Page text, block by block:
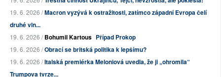
19. 6. 2026 /Macron vyzývá k ostražitosti, zatímco západní Evropa čelí
druhé vln...
19. 6. 2026 /Bohumil Kartous Případ Prokop
19. 6. 2026 /Obrací se britská politika k lepšímu?
19. 6. 2026 /Italská premiérka Meloniová uvedla, že ji „ohromila“
Trumpova tvrze...